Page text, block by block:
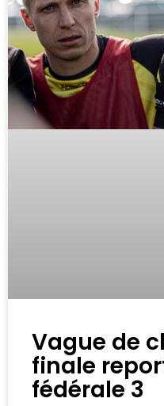
Vague de
finale
fédérale 3